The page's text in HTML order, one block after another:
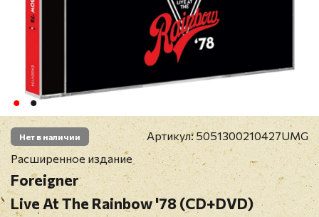
Нет в наличии Артикул:5051300210427UMG
Расширенное издание
Foreigner
Live At The Rainbow '78 (CD+DVD)